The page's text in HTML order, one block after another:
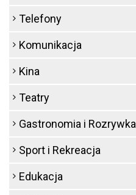
Telefony
Komunikacja
Kina
Teatry
Gastronomia i Rozrywka
Sport i Rekreacja
Edukacja